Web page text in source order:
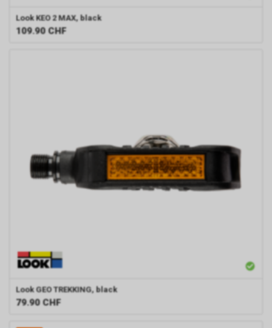
Look KEO 2 MAX, black
109.90 CHF
Look GEO TREKKING, black
79.90 CHF